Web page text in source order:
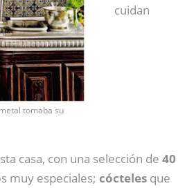
tomaba su
cuidan
casa, con una selección de 40
s muy especiales; cócteles que